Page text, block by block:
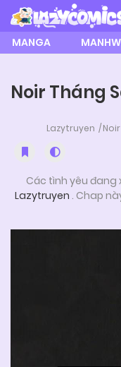
MANGA
Noir Tháng
Lazytruyen
Các tình yêu đang
Lazytruyen . Chap